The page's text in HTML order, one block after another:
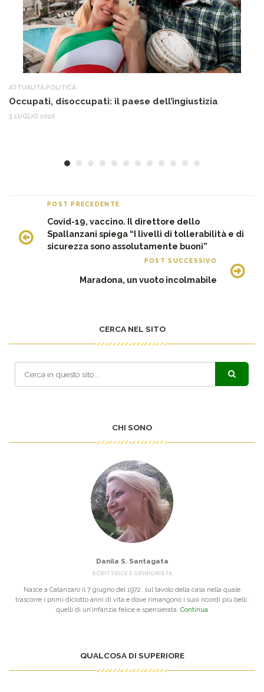
ATTUALITÀ POLITICA
Occupati, disoccupati: il paese dell’ingiustizia
3 LUGLIO 2026
POST PRECEDENTE
Covid-19, vaccino. Il direttore dello
Spallanzani spiega “I livelli di tollerabilità e di
sicurezza sono assolutamente buoni”
POST SUCCESSIVO
Maradona, un vuoto incolmabile
CERCA NEL SITO
CHI SONO
Danila S. Santagata
SCRITTRICE E OPINIONISTA
Nasce a Catanzaro il 7 giugno del 1972, sul tavolo della casa nella quale
trascorre i primi diciotto anni di vita e dove rimangono i suoi ricordi più belli:
quelli di un’infanzia felice e spensierata. Continua
QUALCOSA DI SUPERIORE